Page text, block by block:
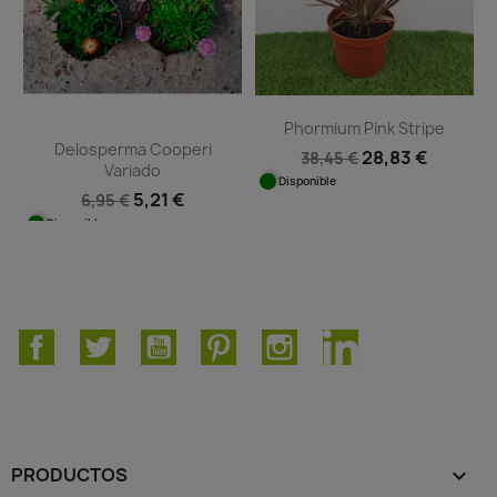
Delosperma Cooperi
Variado
6,95 € 5,21 €
Disponible
Phormium Pink Stripe
38,45 €28,83 €
Disponible
FacebookTwitter YouTube PinterestInstagramLinkedIn
PRODUCTOS 